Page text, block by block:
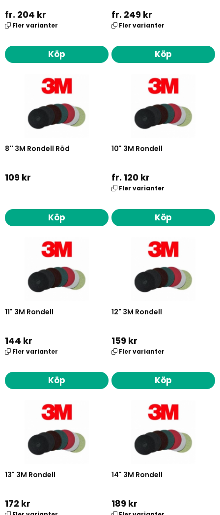
fr. 204 kr
Fler varianter
Köp
fr. 249 kr
Fler varianter
Köp
8'' 3M Rondell Röd
109 kr
Köp
10" 3M Rondell
fr. 120 kr
Fler varianter
Köp
11" 3M Rondell
144 kr
Fler varianter
Köp
12" 3M Rondell
159 kr
Fler varianter
Köp
13" 3M Rondell
172 kr
14" 3M Rondell
189 kr